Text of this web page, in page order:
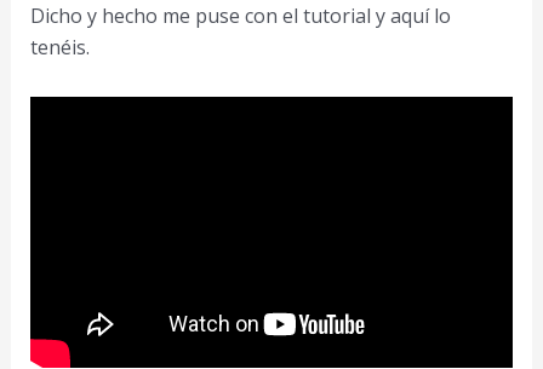
Dicho y hecho me puse con el tutorial y aquí lo
tenéis.